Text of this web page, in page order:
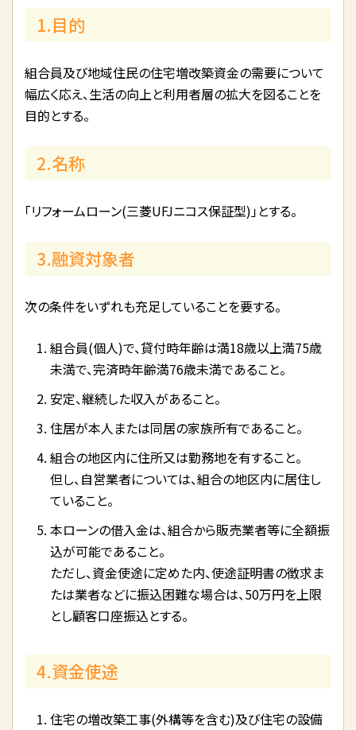
1.目的
組合員及び地域住民の住宅増改築資金の需要について
幅広く応え、生活の向上と利用者層の拡大を図ることを
目的とする。
2.名称
「リフォームローン(三菱UFJニコス保証型)」とする。
3.融資対象者
次の条件をいずれも充足していることを要する。
組合員(個人)で、貸付時年齢は満18歳以上満75歳
未満で、完済時年齢満76歳未満であること。
安定、継続した収入があること。
住居が本人または同居の家族所有であること。
組合の地区内に住所又は勤務地を有すること。
但し、自営業者については、組合の地区内に居住し
ていること。
本ローンの借入金は、組合から販売業者等に全額振
込が可能であること。
ただし、資金使途に定めた内、使途証明書の徴求ま
たは業者などに振込困難な場合は、50万円を上限
とし顧客口座振込とする。
4.資金使途
住宅の増改築工事(外構等を含む)及び住宅の設備